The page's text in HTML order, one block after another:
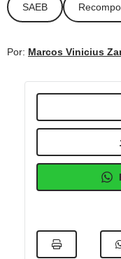
SAEB
Por: Marcos Vinicius